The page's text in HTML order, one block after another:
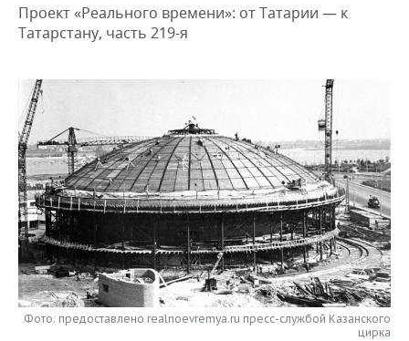
ДЕКЛАРАЦИИ О ДОХОДАХ
КОРОЛИ ГОСЗАКАЗА ПФО
ВУЗЫ ТАТАРСТАНА
КОМУ ПРИНАДЛЕЖАТ
ТОРГОВЫЕ ЦЕНТРЫ
ТАТАРСТАНА
НОВОСТИ ЭКОНОМИКИ
ФИНАНСЫ
БАНКИ
БЮДЖЕТ
ИНВЕСТИЦИИ
ПРОМЫШЛЕННОСТЬ
НОВОСТИ
АГРОПРОМ
МАШИНОСТРОЕНИЕ
НЕФТЕХИМИЯ
НЕФТЬ
ОПК
ЭНЕРГЕТИКА
НЕДВИЖИМОСТЬ
НОВОСТИ НЕДВИЖИМОСТИ
АВТО
НОВОСТИ АВТО
БИЗНЕС
НОВОСТИ БИЗНЕСА
РОЗНИЧНАЯ ТОРГОВЛЯ
ТРАНСПОРТ
УСЛУГИ
ТЕХНОЛОГИИ
НОВОСТИ ТЕХНОЛОГИЙ
IT
МЕДИА
МЕРОПРИЯТИЯ
НОВОСТИ МЕРОПРИЯТИЙ
ВЫЕЗДНАЯ РЕДАКЦИЯ
СПОРТ
НОВОСТИ СПОРТА
ОБЩЕСТВО
Проект «Реального времени»: от Татарии — к
Татарстану, часть 219-я
Фото: предоставлено realnoevremya.ru пресс-службой Казанского
цирка